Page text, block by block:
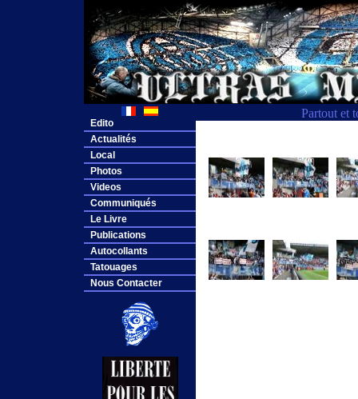
Partout et
Edito
Actualités
Local
Photos
Videos
Communiqués
Le Livre
Publications
Autocollants
Tatouages
Nous Contacter